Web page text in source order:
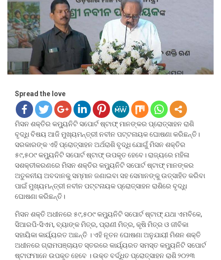
Spread the love
ମିସନ ଶକ୍ତିର କମ୍ୟୁନିଟି ସପୋର୍ଟ ଷ୍ଟାଫ୍ ମାନଙ୍କର ପ୍ରୋତ୍ସାହନ ରାଶି
ବୃଦ୍ଧି ବିଷୟ ଆଜି ମୁଖ୍ୟମନ୍ତ୍ରୀ ନବୀନ ପଟ୍ଟନାୟକ ଘୋଷଣା କରିଛନ୍ତି।
ସରକାରଙ୍କ ଏହି ପ୍ରୋତ୍ସାହନ ଅର୍ଥରାଶି ବୃଦ୍ଧି ଯୋଗୁଁ ମିସନ ଶକ୍ତିର
୫୯,୫୦୯ କମ୍ୟୁନିଟି ସପୋର୍ଟ ଷ୍ଟାଫ୍ ଉପକୃତ ହେବେ। ରାଜ୍ୟରେ ମହିଳା
ସଶକ୍ତୀକରଣରେ ମିସନ ଶକ୍ତିର କମ୍ୟୁନିଟି ସପୋର୍ଟ ଷ୍ଟାଫ୍ ମାନଙ୍କର
ଅତୁଳନୀୟ ଅବଦାନକୁ ସମ୍ମାନ ଜଣାଇବା ସହ ସେମାନଙ୍କୁ ଉତ୍ସାହିତ କରିବା
ପାଇଁ ମୁଖ୍ୟମନ୍ତ୍ରୀ ନବୀନ ପଟ୍ଟନାୟକ ପ୍ରୋତ୍ସାହନ ରାଶିରେ ବୃଦ୍ଧି
ଘୋଷଣା କରିଛନ୍ତି।
ମିସନ ଶକ୍ତି ଅଧୀନରେ ୫୯,୫୦୯ କମ୍ୟୁନିଟି ସପୋର୍ଟ ଷ୍ଟାଫ୍ ଯଥା ଏମବିକେ,
ସିଆରପି-ସିଏମ, ବ୍ୟାଙ୍କ ମିତ୍ର, ପ୍ରାଣୀ ମିତ୍ର, କୃଷି ମିତ୍ର ଓ ଜୀବିକା
ସହାୟିକା କାର୍ୟ୍ୟରତ ଅଛନ୍ତି । ଏହି ନୂତନ ଘୋଷଣା ଅନୁଯାୟୀ ମିଶନ ଶକ୍ତି
ଅଧୀନରେ ଗ୍ରାମପଞ୍ଚାୟତ ସ୍ତରରେ କାର୍ୟ୍ୟରତ ସମସ୍ତ କମ୍ୟୁନିଟି ସପୋର୍ଟ
ଷ୍ଟାଫମାନେ ଉପକୃତ ହେବେ । ଉକ୍ତ ବର୍ଦ୍ଧିତ ପ୍ରୋତ୍ସାହନ ରାଶି ୨୦୨୩